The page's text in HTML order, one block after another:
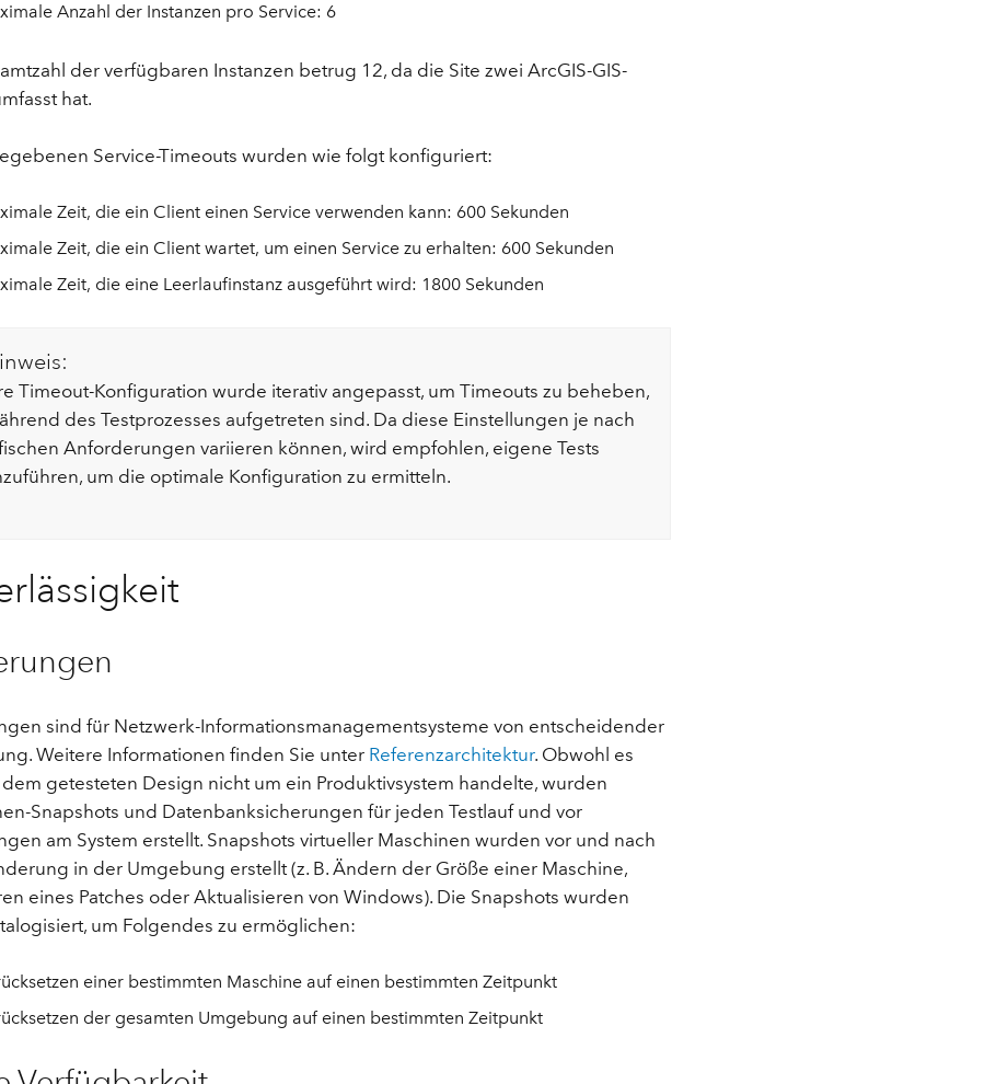
Anzahl der Instanzen pro Service: 6
der verfügbaren Instanzen betrug 12, da die Site zwei ArcGIS-GIS-
hat.
Service-Timeouts wurden wie folgt konfiguriert:
Zeit, die ein Client einen Service verwenden kann: 600 Sekunden
Zeit, die ein Client wartet, um einen Service zu erhalten: 600 Sekunden
Zeit, die eine Leerlaufinstanz ausgeführt wird: 1800 Sekunden
Timeout-Konfiguration wurde iterativ angepasst, um Timeouts zu beheben,
des Testprozesses aufgetreten sind. Da diese Einstellungen je nach
Anforderungen variieren können, wird empfohlen, eigene Tests
um die optimale Konfiguration zu ermitteln.
sind für Netzwerk-Informationsmanagementsysteme von entscheidender
Weitere Informationen finden Sie unter Referenzarchitektur. Obwohl es
getesteten Design nicht um ein Produktivsystem handelte, wurden
Snapshots und Datenbanksicherungen für jeden Testlauf und vor
am System erstellt. Snapshots virtueller Maschinen wurden vor und nach
in der Umgebung erstellt (z. B. Ändern der Größe einer Maschine,
eines Patches oder Aktualisieren von Windows). Die Snapshots wurden
um Folgendes zu ermöglichen:
einer bestimmten Maschine auf einen bestimmten Zeitpunkt
der gesamten Umgebung auf einen bestimmten Zeitpunkt